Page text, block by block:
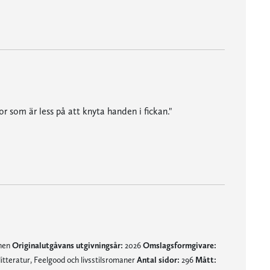
som är less på att knyta handen i fickan."
Originalutgåvans utgivningsår: 2026Omslagsformgivare:
Feelgood och livsstilsromanerAntal sidor: 296 Mått: